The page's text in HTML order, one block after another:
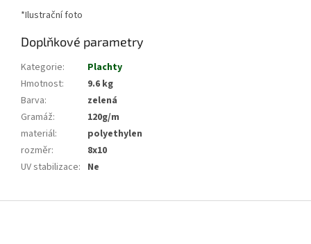
*Ilustrační foto
Doplňkové parametry
Kategorie:
Plachty
Hmotnost:
9.6 kg
Barva:
zelená
Gramáž:
120g/m
materiál:
polyethylen
rozměr:
8x10
UV stabilizace: Ne